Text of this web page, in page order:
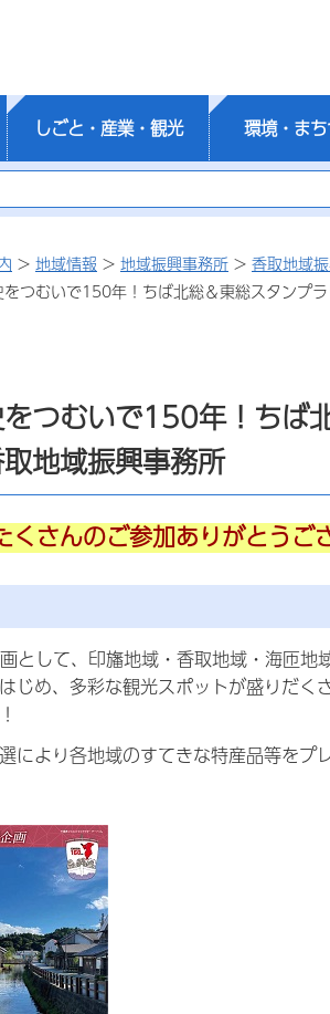
しごと・産業・観光 環境・ま
> 地域情報 > 地域振興事務所 > 香取地域
つむいで150年！ちば北総＆東総スタン
をつむいで150年！ち
地域振興事務所
さんのご参加ありがとうご
として、印旛地域・香取地域・海匝
じめ、多彩な観光スポットが盛りだ
により各地域のすてきな特産品等をプ